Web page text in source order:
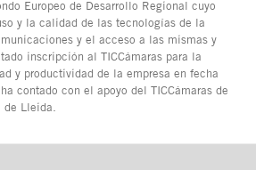
Europeo de Desarrollo Regional cuyo
y la calidad de las tecnologías de la
y el acceso a las mismas y
inscripción al TICCámaras para la
y productividad de la empresa en fecha
contado con el apoyo del TICCámaras de
de Lleida.